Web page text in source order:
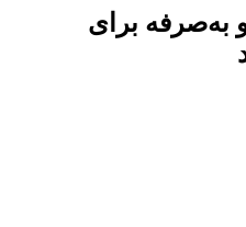
به‌صرفه برای